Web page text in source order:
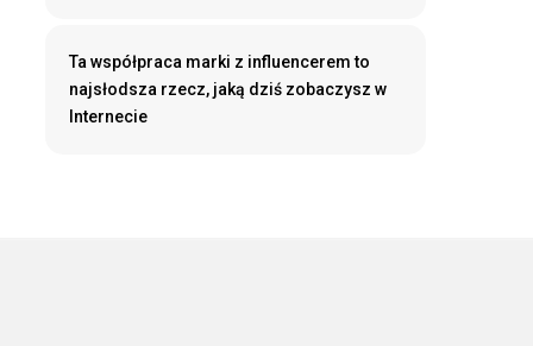
Ta współpraca marki z influencerem to
najsłodsza rzecz, jaką dziś zobaczysz w
Internecie